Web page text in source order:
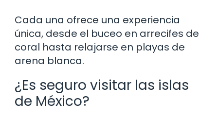
Cada una ofrece una experiencia
única, desde el buceo en arrecifes de
coral hasta relajarse en playas de
arena blanca.
¿Es seguro visitar las islas
de México?